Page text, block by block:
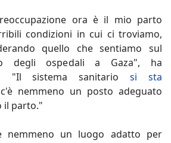
ora è il mio parto
condizioni in cui ci troviamo,
quello che sentiamo sul
degli ospedali a Gaza", ha
"Il sistema sanitariosi sta
nemmeno un posto adeguato
il parto."
nemmeno un luogo adatto per